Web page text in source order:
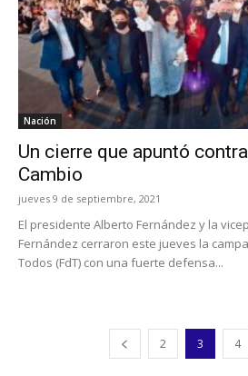
Nación
Un cierre que apuntó
Cambio
jueves 9 de septiembre, 2021
El presidente Alberto Fernández y la
Fernández cerraron este jueves la
Todos (FdT) con una fuerte defensa...
2 3 4